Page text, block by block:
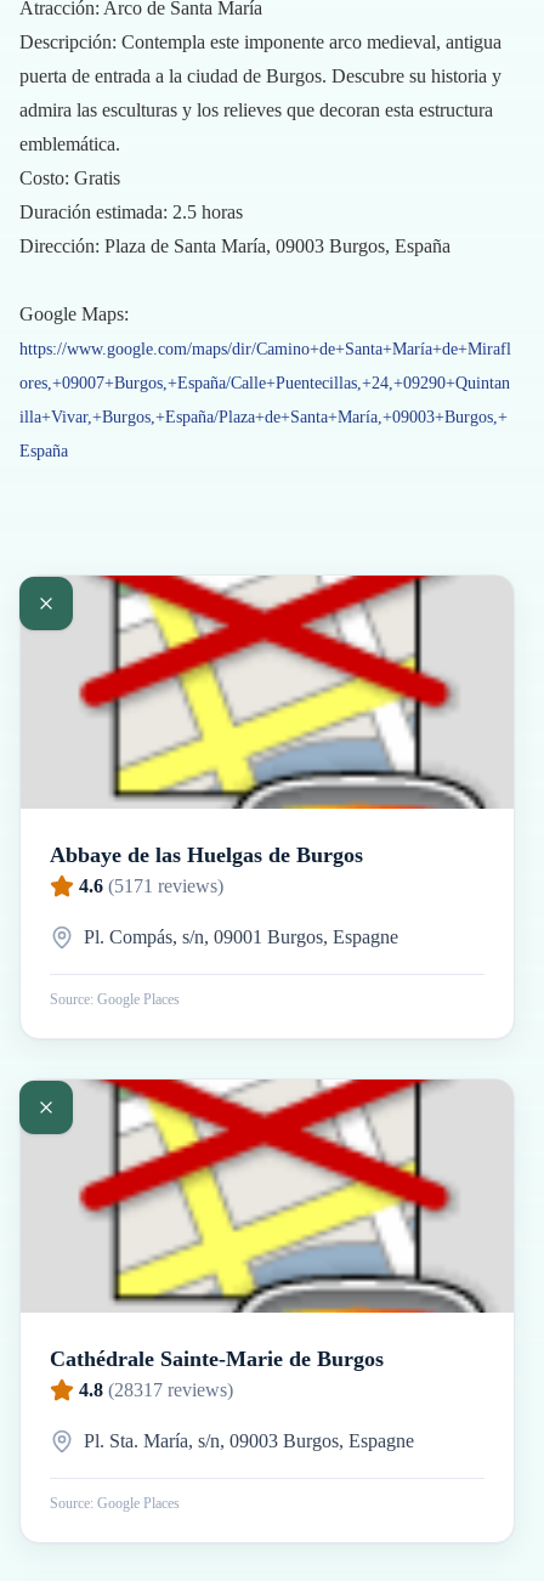
Atracción: Arco de Santa María
Descripción: Contempla este imponente arco medieval, antigua
puerta de entrada a la ciudad de Burgos. Descubre su historia y
admira las esculturas y los relieves que decoran esta estructura
emblemática.
Costo: Gratis
Duración estimada: 2.5 horas
Dirección: Plaza de Santa María, 09003 Burgos, España
Google Maps:
https://www.google.com/maps/dir/Camino+de+Santa+María+de+Mirafl
ores,+09007+Burgos,+España/Calle+Puentecillas,+24,+09290+Quintan
illa+Vivar,+Burgos,+España/Plaza+de+Santa+María,+09003+Burgos,+
España
Abbaye de las Huelgas de Burgos
4.6 (5171 reviews)
Pl. Compás, s/n, 09001 Burgos, Espagne
Source: Google Places
Cathédrale Sainte-Marie de Burgos
4.8 (28317 reviews)
Pl. Sta. María, s/n, 09003 Burgos, Espagne
Source: Google Places